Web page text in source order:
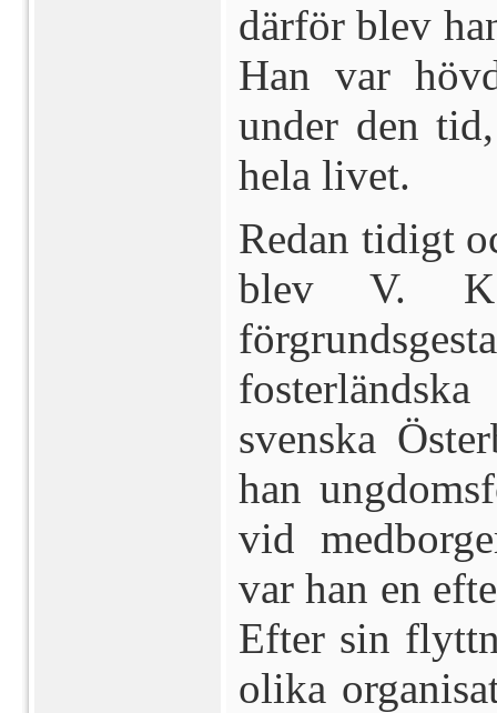
därför blev
Han var
under den
hela livet.
Redan tidigt
blev V.
svenska
han
vid
var han en
Efter sin
olika